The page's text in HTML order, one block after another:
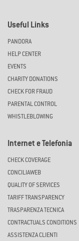
Useful Links
PANDORA
HELP CENTER
EVENTS
CHARITY DONATIONS
CHECK FOR FRAUD
PARENTAL CONTROL
WHISTLEBLOWING
Internet e Telefonia
CHECK COVERAGE
CONCILIAWEB
QUALITY OF SERVICES
TARIFF TRANSPARENCY
TRASPARENZA TECNICA
CONTRACTUALS CONDITIONS
ASSISTENZA CLIENTI